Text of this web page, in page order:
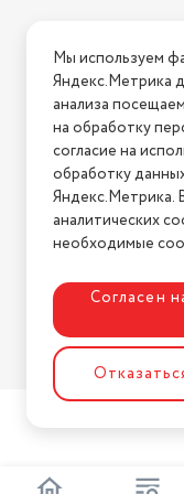
Насадки
Способ хранения шланга
высокого давления
Конструктивные
Нашли
2026 © Интернет-
Мы используем
Яндекс.Метрика
анализа
на обработку
согласие на
обработку
Яндекс.Метрика.
аналитических
необходимые
Согласен